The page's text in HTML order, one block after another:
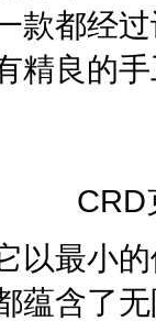
款都经
精良的
CRD
以最小
蕴含了